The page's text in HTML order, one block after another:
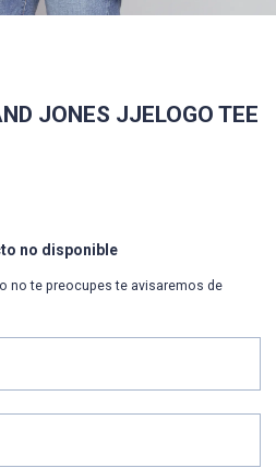
JONES JJELOGO TEE
no disponible
no te preocupes te avisaremos de